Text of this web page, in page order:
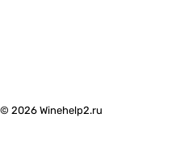
© 2026 Winehelp2.ru